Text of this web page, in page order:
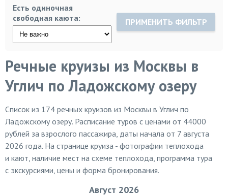
Есть одиночная
свободная каюта:
ПРИМЕНИТЬ ФИЛЬТР
Речные круизы из Москвы в
Углич по Ладожскому озеру
Список из 174 речных круизов из Москвы в Углич по
Ладожскому озеру. Расписание туров с ценами от 44000
рублей за взрослого пассажира, даты начала от 7 августа
2026 года. На странице круиза - фотографии теплохода
и кают, наличие мест на схеме теплохода, программа тура
с экскурсиями, цены и форма бронирования.
Август 2026